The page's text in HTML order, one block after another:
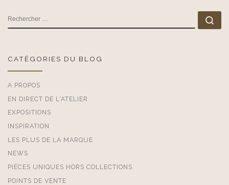
RECHERCHER
CATÉGORIES DU BLOG
A PROPOS
EN DIRECT DE L'ATELIER
EXPOSITIONS
INSPIRATION
LES PLUS DE LA MARQUE
NEWS
PIÈCES UNIQUES HORS COLLECTIONS
POINTS DE VENTE